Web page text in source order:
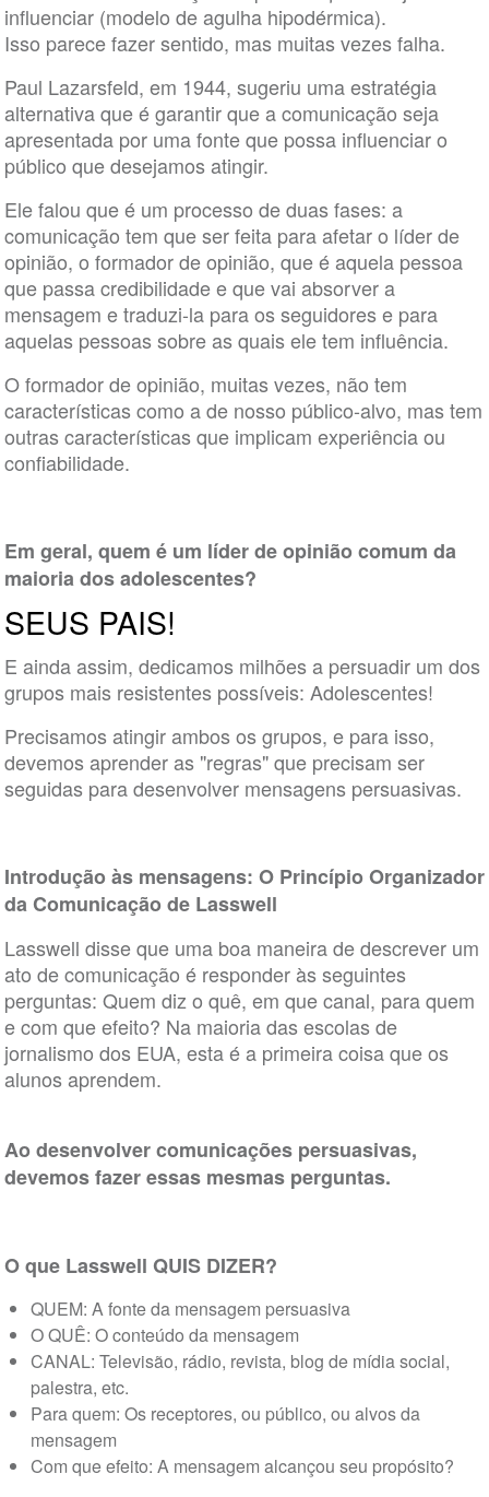
influenciar (modelo de agulha hipodérmica).
Isso parece fazer sentido, mas muitas vezes falha.
Paul Lazarsfeld, em 1944, sugeriu uma estratégia
alternativa que é garantir que a comunicação seja
apresentada por uma fonte que possa influenciar o
público que desejamos atingir.
Ele falou que é um processo de duas fases: a
comunicação tem que ser feita para afetar o líder de
opinião, o formador de opinião, que é aquela pessoa
que passa credibilidade e que vai absorver a
mensagem e traduzi-la para os seguidores e para
aquelas pessoas sobre as quais ele tem influência.
O formador de opinião, muitas vezes, não tem
características como a de nosso público-alvo, mas tem
outras características que implicam experiência ou
confiabilidade.
Em geral, quem é um líder de opinião comum da
maioria dos adolescentes?
SEUS PAIS!
E ainda assim, dedicamos milhões a persuadir um dos
grupos mais resistentes possíveis: Adolescentes!
Precisamos atingir ambos os grupos, e para isso,
devemos aprender as "regras" que precisam ser
seguidas para desenvolver mensagens persuasivas.
Introdução às mensagens: O Princípio Organizador
da Comunicação de Lasswell
Lasswell disse que uma boa maneira de descrever um
ato de comunicação é responder às seguintes
perguntas: Quem diz o quê, em que canal, para quem
e com que efeito? Na maioria das escolas de
jornalismo dos EUA, esta é a primeira coisa que os
alunos aprendem.
Ao desenvolver comunicações persuasivas,
devemos fazer essas mesmas perguntas.
O que Lasswell QUIS DIZER?
QUEM: A fonte da mensagem persuasiva
O QUÊ: O conteúdo da mensagem
CANAL: Televisão, rádio, revista, blog de mídia social,
palestra, etc.
Para quem: Os receptores, ou público, ou alvos da
mensagem
Com que efeito: A mensagem alcançou seu propósito?